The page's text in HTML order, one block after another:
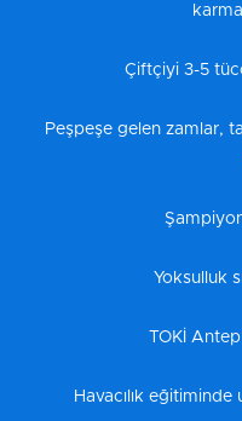
Çiftçiyi 3-5
Peşpeşe gelen zamlar,
Yoksulluk
TOKİ
Havacılık